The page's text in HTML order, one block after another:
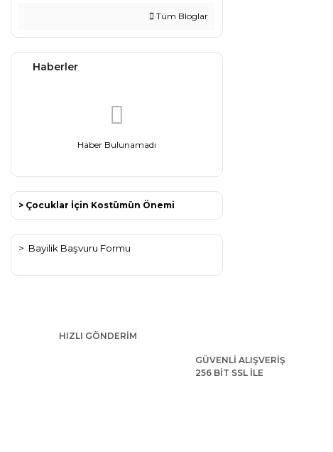
Tüm Bloglar
Haberler
Haber Bulunamadı
> Çocuklar İçin Kostümün Önemi
> Bayilik Başvuru Formu
HIZLI GÖNDERİM
GÜVENLİ ALIŞVERİŞ
256 BİT SSL İLE